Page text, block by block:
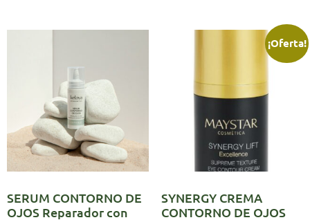
SERUM CONTORNO DE
OJOS Reparador con
¡Oferta!
SYNERGY CREMA
CONTORNO DE OJOS